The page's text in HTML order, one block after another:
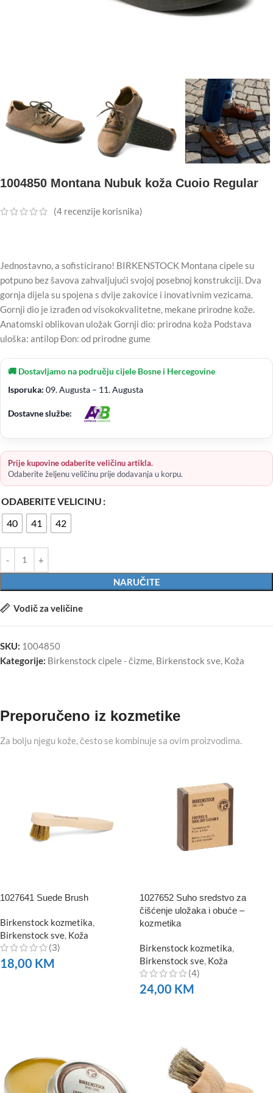
1004850 Montana Nubuk koža Cuoio Regular
(4 recenzije korisnika)
Jednostavno, a sofisticirano! BIRKENSTOCK Montana cipele su
potpuno bez šavova zahvaljujući svojoj posebnoj konstrukciji. Dva
gornja dijela su spojena s dvije zakovice i inovativnim vezicama.
Gornji dio je izrađen od visokokvalitetne, mekane prirodne kože.
Anatomski oblikovan uložak Gornji dio: prirodna koža Podstava
uloška: antilop Đon: od prirodne gume
🚚 Dostavljamo na području cijele Bosne i Hercegovine
Isporuka: 09. Augusta – 11. Augusta
Dostavne službe:
Prije kupovine odaberite veličinu artikla.
Odaberite željenu veličinu prije dodavanja u korpu.
ODABERITE VELICINU
40
41 42
NARUČITE
Vodič za veličine
SKU: 1004850
Kategorije: Birkenstock cipele - čizme Birkenstock sve Koža
Preporučeno iz kozmetike
Za bolju njegu kože, često se kombinuje sa ovim proizvodima.
1027641 Suede Brush
Birkenstock kozmetika
Birkenstock sve Koža
(3)
18,00 KM
1027652 Suho sredstvo za
čišćenje uložaka i obuće –
kozmetika
Birkenstock kozmetika
Birkenstock sve Koža
(4)
24,00 KM